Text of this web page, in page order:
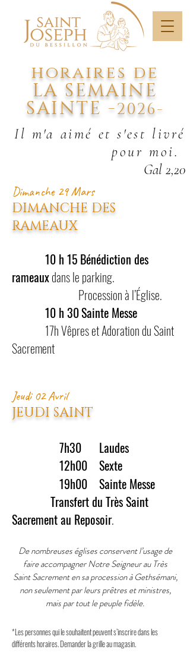
horaires de
LA SEMAINE
SAINTE -2026-
Il m'a aimé et s'est livré
pour moi.
Gal 2,20
Dimanche29 Mars
DIMANCHE DES
RAMEAUX
10 h 15 Bénédiction des
rameauxdans le parking.
Procession à l’Église.
10 h 30Sainte Messe
17h Vêpres et Adoration du Saint
Sacrement
Jeudi 02 Avril
JEUDI SAINT
7h30 Laudes
12h00 Sexte
19h00 Sainte Messe
Transfert du Très Saint
Sacrement au Reposoir.
De nombreuses églises conservent l’usage de
faire accompagner Notre Seigneur au Très
SaintSacrement en sa procession à Gethsémani,
non seulement par leurs prêtres et ministres,
mais par tout le peuple fidèle.
*Les personnes qui le souhaitent peuvent s’inscrire dans les
différents horaires. Demander la grille au magasin.